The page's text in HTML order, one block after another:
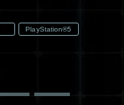
PlayStation®5